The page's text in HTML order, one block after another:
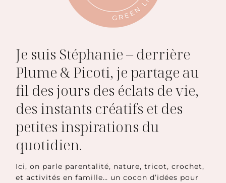
Je suis Stéphanie – derrière
Plume & Picoti, je partage au
fil des jours des éclats de vie,
des instants créatifs et des
petites inspirations du
quotidien.
Ici, on parle parentalité, nature, tricot, crochet,
et activités en famille… un cocon d’idées pour